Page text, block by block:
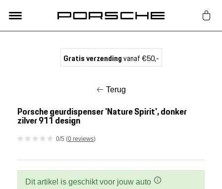
Nieuw
Gratis verzendingvanaf €50,-
Terug
Porsche geurdispenser 'Nature Spirit', donker
zilver 911 design
0/5 (0 reviews)
Dit artikel is geschikt voor jouw auto